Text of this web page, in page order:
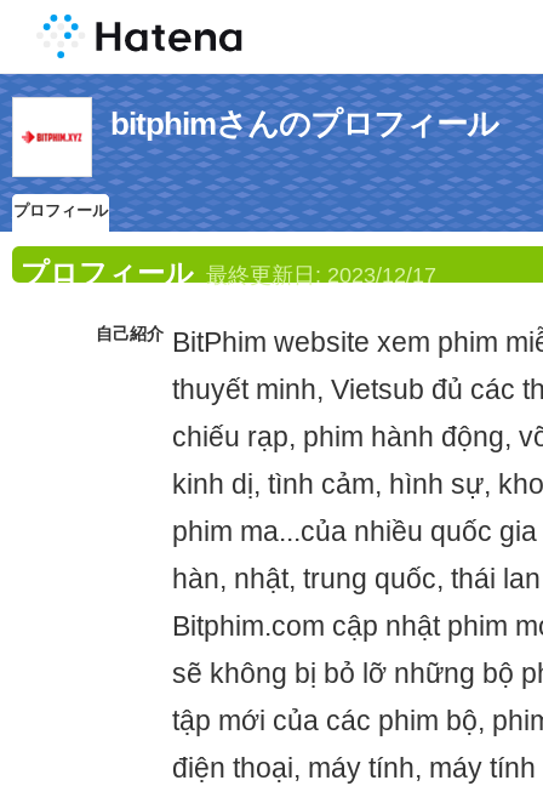
bitphimさんのプロフィール
プロフィール
プロフィール 最終更新日: 2023/12/17
自己紹介 BitPhim website xem phim
thuyết minh, Vietsub đủ các
chiếu rạp, phim hành động,
kinh dị, tình cảm, hình sự,
phim ma...của nhiều quốc
hàn, nhật, trung quốc, thái
Bitphim.com cập nhật phim
sẽ không bị bỏ lỡ những bộ
tập mới của các phim bộ,
điện thoại, máy tính, máy